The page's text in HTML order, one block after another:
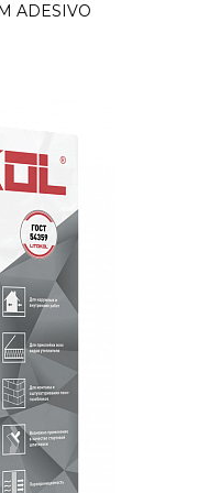
ADESIVO